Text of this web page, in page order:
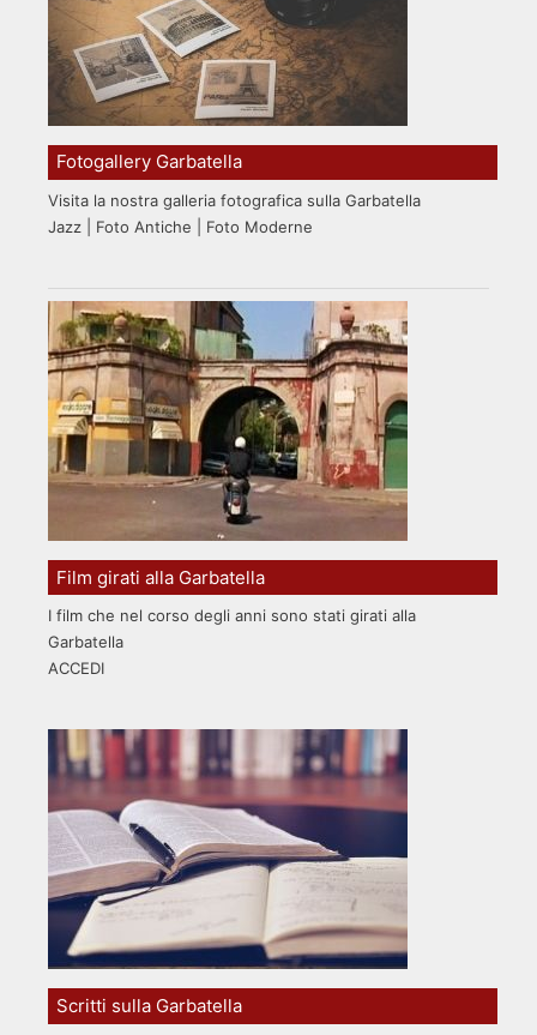
Fotogallery Garbatella
Visita la nostra galleria fotografica sulla Garbatella
Jazz | Foto Antiche | Foto Moderne
Film girati alla Garbatella
I film che nel corso degli anni sono stati girati alla
Garbatella
ACCEDI
Scritti sulla Garbatella